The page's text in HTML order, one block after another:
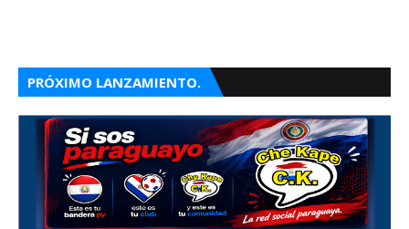
PRÓXIMO LANZAMIENTO.